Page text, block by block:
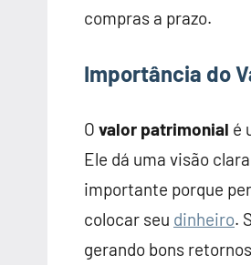
compras a prazo.
Importância do
O valor patrimonial é
Ele dá uma visão
importante porque
colocar seu dinheiro.
gerando bons